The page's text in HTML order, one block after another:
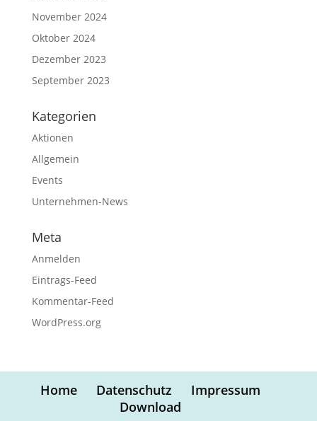
November 2024
Oktober 2024
Dezember 2023
September 2023
Kategorien
Aktionen
Allgemein
Events
Unternehmen-News
Meta
Anmelden
Eintrags-Feed
Kommentar-Feed
WordPress.org
Home Datenschutz
Impressum
Download